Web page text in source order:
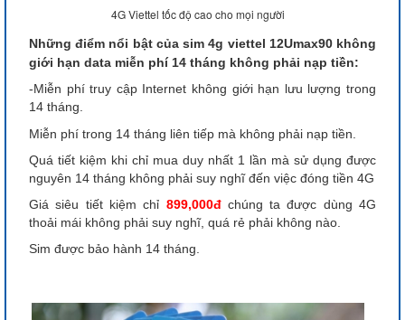
4G Viettel tốc độ cao cho mọi người
Những điểm nổi bật của sim 4g viettel 12Umax90 không
giới hạn data miễn phí 14 tháng không phải nạp tiền:
-Miễn phí truy cập Internet không giới hạn lưu lượng trong
14 tháng.
Miễn phí trong 14 tháng liên tiếp mà không phải nạp tiền.
Quá tiết kiệm khi chỉ mua duy nhất 1 lần mà sử dụng được
nguyên 14 tháng không phải suy nghĩ đến việc đóng tiền 4G
Giá siêu tiết kiệm chỉ 899,000đ chúng ta được dùng 4G
thoải mái không phải suy nghĩ, quá rẻ phải không nào.
Sim được bảo hành 14 tháng.